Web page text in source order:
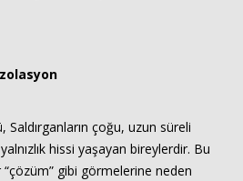
çoğu, uzun süreli
hissi yaşayan bireylerdir. Bu
gibi görmelerine neden